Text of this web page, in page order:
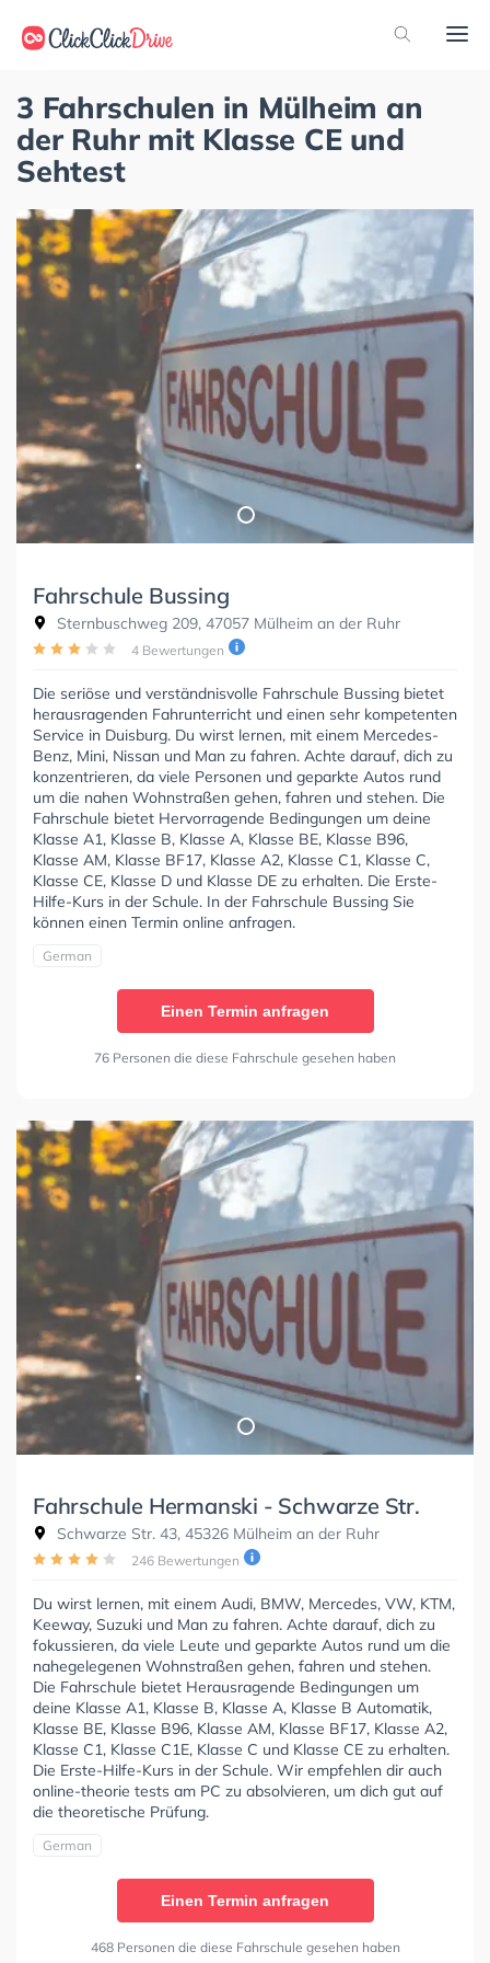
3 Fahrschulen in Mülheim an
der Ruhr mit Klasse CE und
Sehtest
Fahrschule Bussing
Sternbuschweg 209, 47057 Mülheim an der Ruhr
4 Bewertungen
Die seriöse und verständnisvolle Fahrschule Bussing bietet
herausragenden Fahrunterricht und einen sehr kompetenten
Service in Duisburg. Du wirst lernen, mit einem Mercedes-
Benz, Mini, Nissan und Man zu fahren. Achte darauf, dich zu
konzentrieren, da viele Personen und geparkte Autos rund
um die nahen Wohnstraßen gehen, fahren und stehen. Die
Fahrschule bietet Hervorragende Bedingungen um deine
Klasse A1, Klasse B, Klasse A, Klasse BE, Klasse B96,
Klasse AM, Klasse BF17, Klasse A2, Klasse C1, Klasse C,
Klasse CE, Klasse D und Klasse DE zu erhalten. Die Erste-
Hilfe-Kurs in der Schule. In der Fahrschule Bussing Sie
können einen Termin online anfragen.
German
Einen Termin anfragen
76 Personen die diese Fahrschule gesehen haben
Fahrschule Hermanski - Schwarze Str.
Schwarze Str. 43, 45326 Mülheim an der Ruhr
246 Bewertungen
Du wirst lernen, mit einem Audi, BMW, Mercedes, VW, KTM,
Keeway, Suzuki und Man zu fahren. Achte darauf, dich zu
fokussieren, da viele Leute und geparkte Autos rund um die
nahegelegenen Wohnstraßen gehen, fahren und stehen.
Die Fahrschule bietet Herausragende Bedingungen um
deine Klasse A1, Klasse B, Klasse A, Klasse B Automatik,
Klasse BE, Klasse B96, Klasse AM, Klasse BF17, Klasse A2,
Klasse C1, Klasse C1E, Klasse C und Klasse CE zu erhalten.
Die Erste-Hilfe-Kurs in der Schule. Wir empfehlen dir auch
online-theorie tests am PC zu absolvieren, um dich gut auf
die theoretische Prüfung.
German
Einen Termin anfragen
468 Personen die diese Fahrschule gesehen haben